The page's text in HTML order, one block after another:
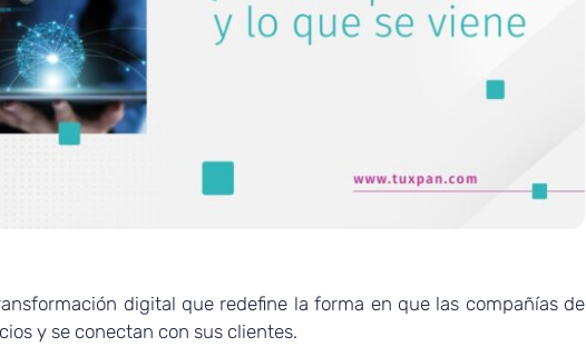
digital que redefine la forma en que las compañías de
y se conectan con sus clientes.